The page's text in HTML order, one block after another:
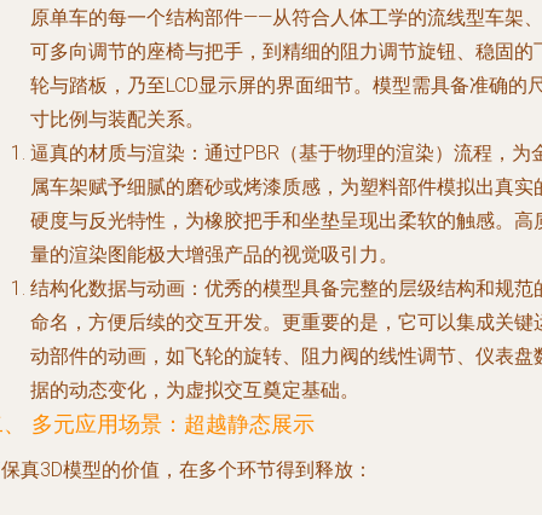
原单车的每一个结构部件——从符合人体工学的流线型车架、
可多向调节的座椅与把手，到精细的阻力调节旋钮、稳固的
轮与踏板，乃至LCD显示屏的界面细节。模型需具备准确的
寸比例与装配关系。
逼真的材质与渲染 ：通过PBR（基于物理的渲染）流程，为
属车架赋予细腻的磨砂或烤漆质感，为塑料部件模拟出真实
硬度与反光特性，为橡胶把手和坐垫呈现出柔软的触感。高
量的渲染图能极大增强产品的视觉吸引力。
结构化数据与动画 ：优秀的模型具备完整的层级结构和规范
命名，方便后续的交互开发。更重要的是，它可以集成关键
动部件的动画，如飞轮的旋转、阻力阀的线性调节、仪表盘
据的动态变化，为虚拟交互奠定基础。
多元应用场景：超越静态展示
真3D模型的价值，在多个环节得到释放：